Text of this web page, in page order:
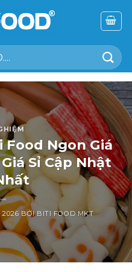
Food Ngon Giá
Sỉ Cập Nhật
2026 BỞIBITI FOOD MKT